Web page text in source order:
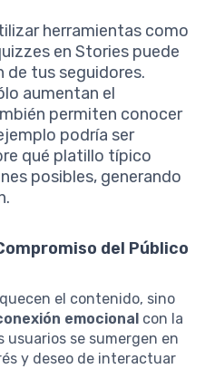
herramientas como
en Stories puede
tus seguidores.
aumentan el
permiten conocer
podría ser
qué platillo típico
posibles, generando
del Público
el contenido, sino
emocional con la
usuarios se sumergen en
y deseo de interactuar